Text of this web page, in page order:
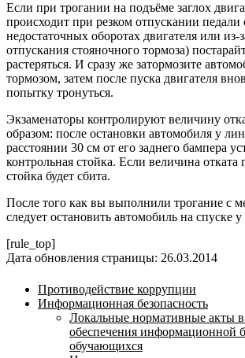
Если при трогании на подъёме заглох
происходит при резком отпускании педали
недостаточных оборотах двигателя или из-
отпускания стояночного тормоза)
растеряться. И сразу же затормозите
тормозом, затем после пуска двигателя
попытку тронуться.
Экзаменаторы контролируют величину
образом: после остановки автомобиля у
расстоянии 30 см от его заднего бампера
контрольная стойка. Если величина отката
стойка будет сбита.
После того как вы выполнили трогание с
следует остановить автомобиль на
[rule_top]
Дата обновления страницы: 26.03.2014
Противодействие коррупции
Информационная безопасность
Локальные нормативные акты в
обеспечения информационной
обучающихся